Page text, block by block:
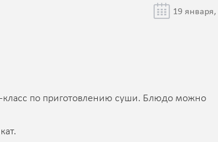
19
класс по приготовлению суши. Блюдо можно